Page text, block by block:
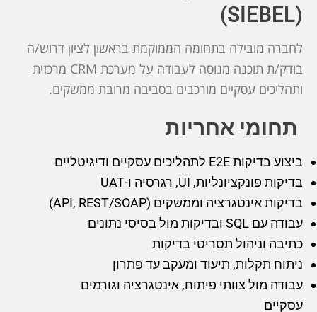
(SIEBEL)
לחברה מובילה בתחומה הממוקמת בראשון לציון דרוש/ה
בודק/ת תוכנה מנוסה לעבודה על מערכת CRM מרכזית
ותהליכים עסקיים מורכבים בסביבה מרובת ממשקים.
תחומי אחריות
ביצוע בדיקות E2E לתהליכים עסקיים ודיגיטליים
בדיקות פונקציונליות, UI, רגרסיה ו-UAT
בדיקות אינטגרציה וממשקים (API, REST/SOAP)
עבודה עם SQL ובדיקות מול בסיסי נתונים
כתיבה וניהול תסריטי בדיקות
ניתוח תקלות, תיעוד ומעקב עד פתרון
עבודה מול צוותי פיתוח, אינטגרציה וגורמים
עסקיים